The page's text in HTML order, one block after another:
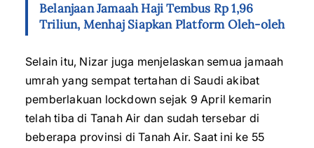
Belanjaan Jamaah Haji Tembus Rp 1,96
Triliun, Menhaj Siapkan Platform Oleh-oleh
Selain itu, Nizar juga menjelaskan semua jamaah
umrah yang sempat tertahan di Saudi akibat
pemberlakuan lockdown sejak 9 April kemarin
telah tiba di Tanah Air dan sudah tersebar di
beberapa provinsi di Tanah Air. Saat ini ke 55